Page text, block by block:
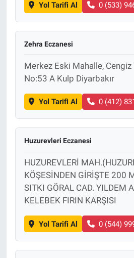
Yol Tarifi Al 0 (533)
Zehra Eczanesi
Merkez Eski Mahalle,
No:53 A Kulp Diyarbakır
Yol Tarifi Al 0 (412)
Huzurevleri Eczanesi
HUZUREVLERİ
KÖŞESİNDEN GİRİŞTE 200
SITKI GÖRAL CAD. YILDEM
KELEBEK FIRIN KARŞISI
Yol Tarifi Al 0 (544)